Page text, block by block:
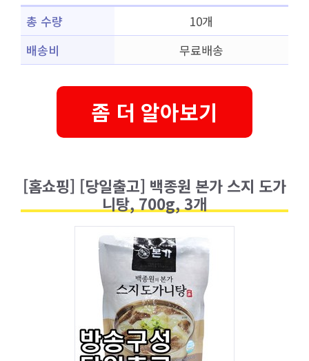
총 수량
10개
배송비
무료배송
좀 더 알아보기
[홈쇼핑] [당일출고] 백종원 본가 스지 도가
니탕, 700g, 3개